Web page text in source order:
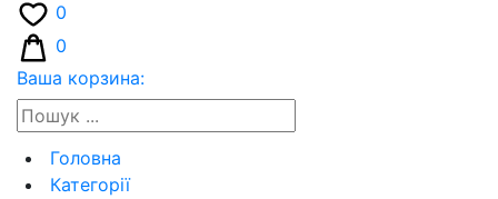
0
0
Ваша корзина:
Головна
Категорії